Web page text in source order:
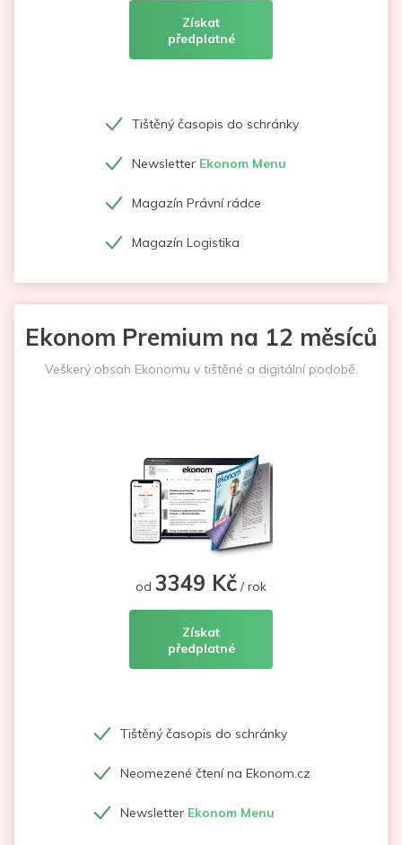
Získat
předplatné
Tištěný časopis do schránky
Newsletter Ekonom Menu
Magazín Právní rádce
Magazín Logistika
Ekonom Premium na 12 měsíců
Veškerý obsah Ekonomu v tištěné a digitální podobě.
od 3349 Kč / rok
Získat
předplatné
Tištěný časopis do schránky
Neomezené čtení na Ekonom.cz
Newsletter Ekonom Menu